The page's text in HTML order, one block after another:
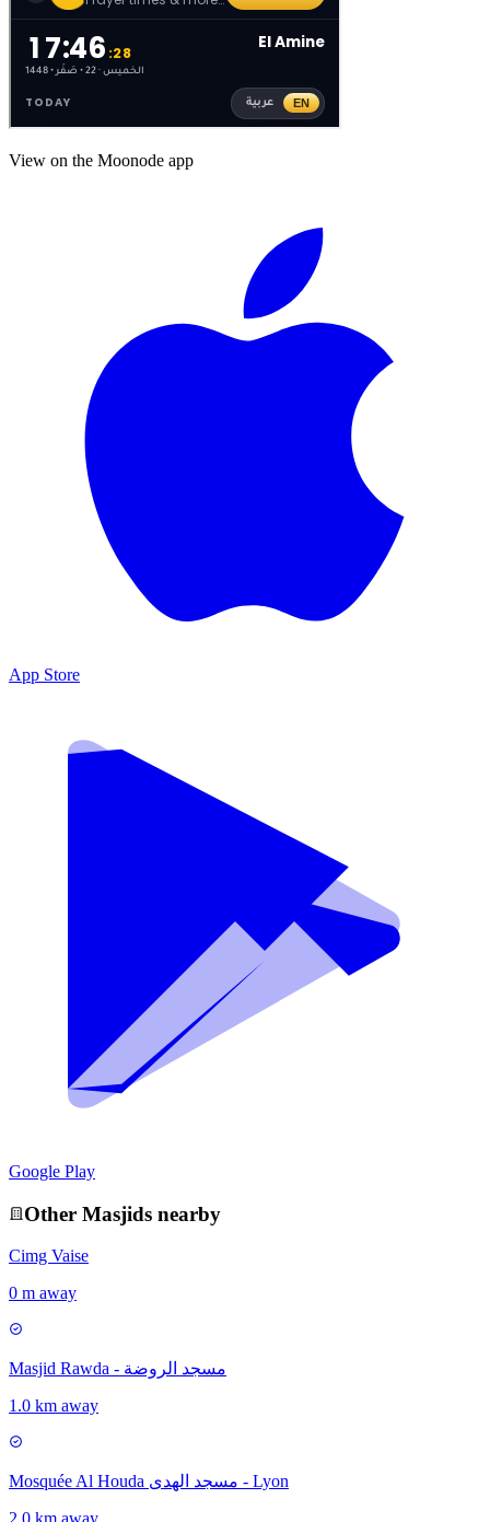
View on the Moonode app
App Store
Google Play
Other Masjids nearby
Cimg Vaise
0 m away
Masjid Rawda - مسجد الروضة
1.0 km away
Mosquée Al Houda مسجد الهدى - Lyon